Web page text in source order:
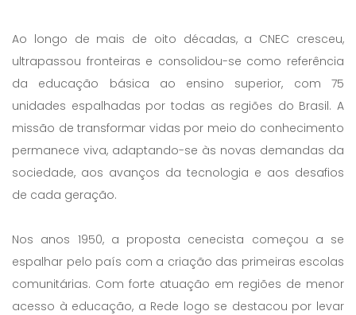
Ao longo de mais de oito décadas, a CNEC cresceu,
ultrapassou fronteiras e consolidou-se como referência
da educação básica ao ensino superior, com 75
unidades espalhadas por todas as regiões do Brasil. A
missão de transformar vidas por meio do conhecimento
permanece viva, adaptando-se às novas demandas da
sociedade, aos avanços da tecnologia e aos desafios
de cada geração.
Nos anos 1950, a proposta cenecista começou a se
espalhar pelo país com a criação das primeiras escolas
comunitárias. Com forte atuação em regiões de menor
acesso à educação, a Rede logo se destacou por levar